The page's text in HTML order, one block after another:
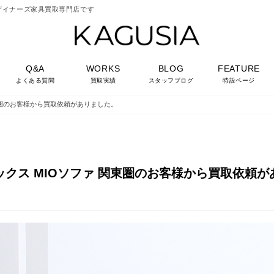
ナーズ家具買取専門店です
Q&A
よくある質問
WORKS
買取実績
BLOG
スタッフブログ
FEATURE
特設ページ
お客様から買取依頼がありました。
ス MIOソファ 関東圏のお客様から買取依頼が